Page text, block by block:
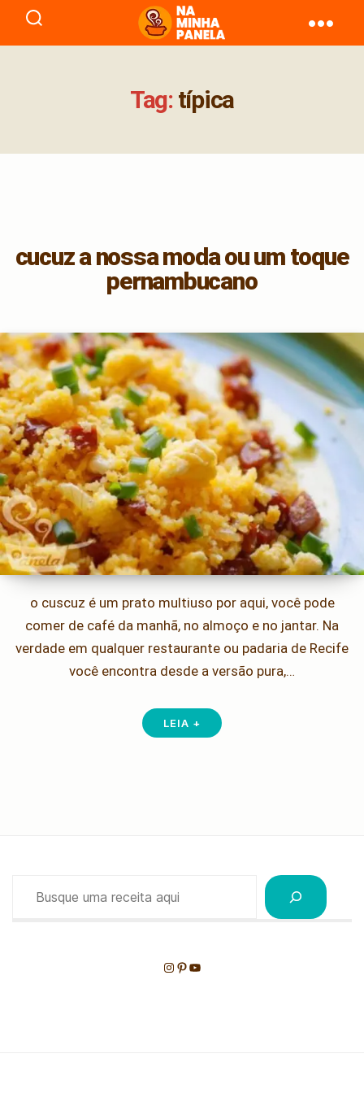
naminhapanela.com
Tag: típica
cucuz a nossa moda ou um toque
pernambucano
o cuscuz é um prato multiuso por aqui, você pode
comer de café da manhã, no almoço e no jantar. Na
verdade em qualquer restaurante ou padaria de Recife
você encontra desde a versão pura,…
LEIA +
Instagram
Pinterest
Youtube